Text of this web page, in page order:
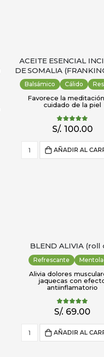
ACEITE ESENCIAL
DE SOMALIA
Balsámico Cálido
Favorece la
cuidado de la piel
5.00out of 5
S/.100.00
AÑADIR AL
BLEND ALIVIA (roll
Refrescante
Alivia dolores
jaquecas con
antiinflamatorio
5.00out of 5
S/. 69.00
AÑADIR AL